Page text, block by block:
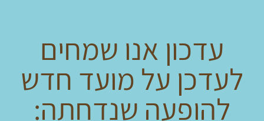
עדכון אנו שמחים
לעדכן על מועד חדש
להופעה שנדחתה: